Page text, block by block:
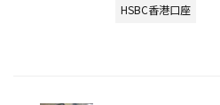
HSBC香港口座